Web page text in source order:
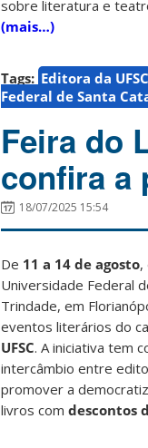
sobre literatura e
(mais…)
Tags: Editora da UFSC
Federal de Santa
Feira do
confira a
18/07/2025 15:54
De 11 a 14 de agosto,
Universidade Federal
Trindade, em
eventos literários do
UFSC. A iniciativa tem
intercâmbio entre
promover a
livros com descontos